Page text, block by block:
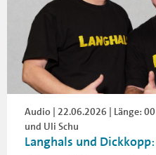
Audio | 22.06.2026 | Länge:
und Uli Schu
Langhals und